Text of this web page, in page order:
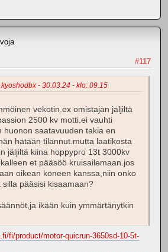
#117
- 30.03.24 - klo: 09.15
vekotin.ex omistajan jäljiltä
2500 kv motti.ei vauhti
huonon saatavuuden takia en
hätään tilannut.mutta laatikosta
jäljiltä kiina hoppypro 13t 3000kv
et pääsöö kruisailemaan.jos
oikean koneen kanssa,niin onko
pääsisi kisaamaan?
ikään kuin ymmärtänytkin
fi/product/motor-quicrun-3650sd-10-5t-